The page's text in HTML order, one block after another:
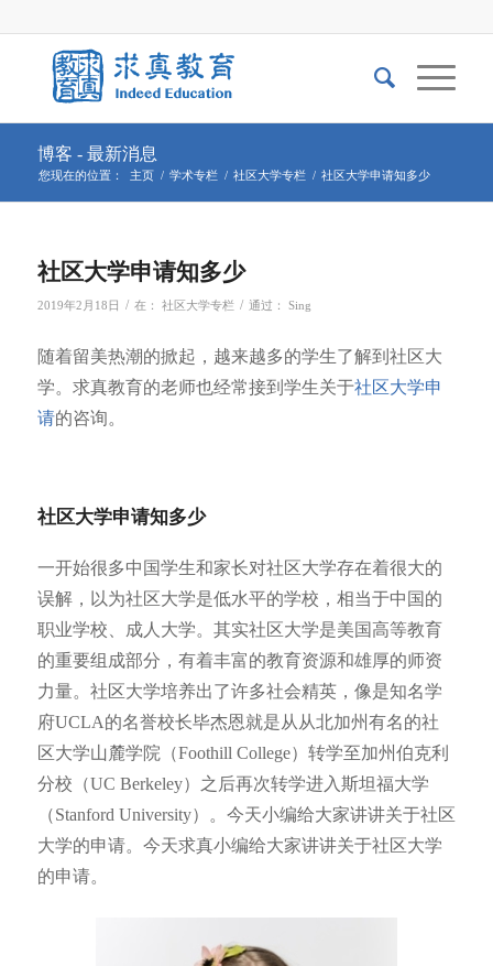
博客 - 最新消息
您现在的位置： 主页 / 学术专栏 / 社区大学专栏 / 社区大学申请知多少
社区大学申请知多少
2019年2月18日 / 在： 社区大学专栏 / 通过： Sing
随着留美热潮的掀起，越来越多的学生了解到社区大
学。求真教育的老师也经常接到学生关于社区大学申
请的咨询。
社区大学申请知多少
一开始很多中国学生和家长对社区大学存在着很大的
误解，以为社区大学是低水平的学校，相当于中国的
职业学校、成人大学。其实社区大学是美国高等教育
的重要组成部分，有着丰富的教育资源和雄厚的师资
力量。社区大学培养出了许多社会精英，像是知名学
府UCLA的名誉校长毕杰恩就是从从北加州有名的社
区大学山麓学院（Foothill College）转学至加州伯克利
分校（UC Berkeley）之后再次转学进入斯坦福大学
（Stanford University）。今天小编给大家讲讲关于社区
大学的申请。 今天求真小编给大家讲讲关于社区大学
的申请。